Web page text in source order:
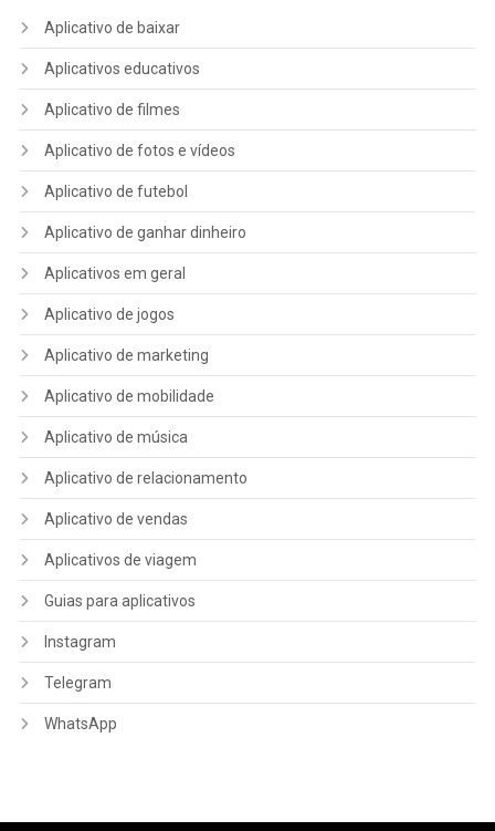
Aplicativo de baixar
Aplicativos educativos
Aplicativo de filmes
Aplicativo de fotos e vídeos
Aplicativo de futebol
Aplicativo de ganhar dinheiro
Aplicativos em geral
Aplicativo de jogos
Aplicativo de marketing
Aplicativo de mobilidade
Aplicativo de música
Aplicativo de relacionamento
Aplicativo de vendas
Aplicativos de viagem
Guias para aplicativos
Instagram
Telegram
WhatsApp